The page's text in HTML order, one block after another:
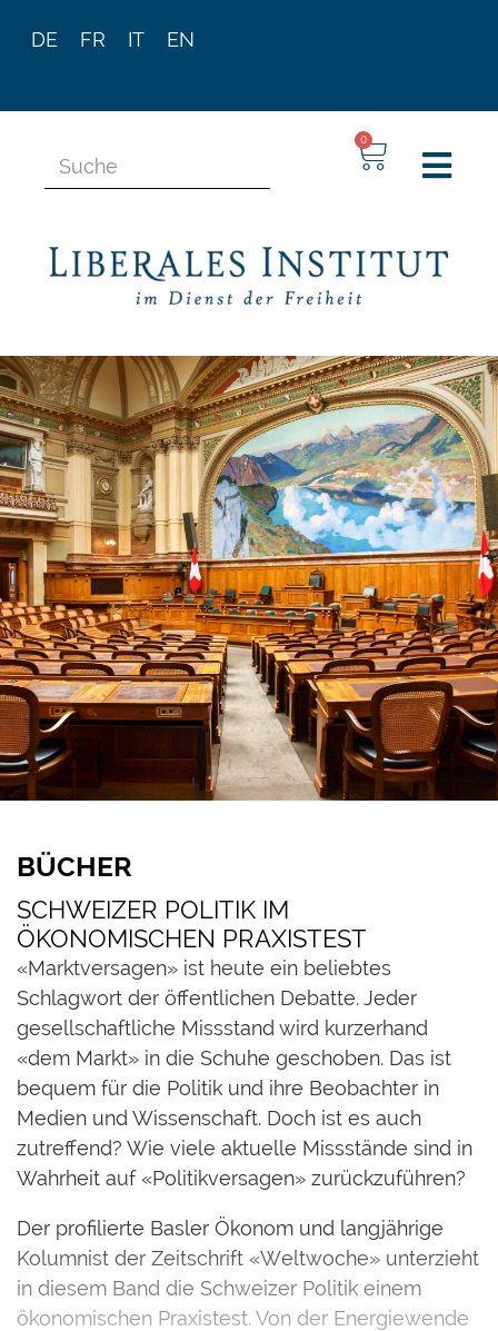
DE FR IT EN
0
BÜCHER
SCHWEIZER POLITIK IM
ÖKONOMISCHEN PRAXISTEST
«Marktversagen» ist heute ein beliebtes
Schlagwort der öffentlichen Debatte. Jeder
gesellschaftliche Missstand wird kurzerhand
«dem Markt» in die Schuhe geschoben. Das ist
bequem für die Politik und ihre Beobachter in
Medien und Wissenschaft. Doch ist es auch
zutreffend? Wie viele aktuelle Missstände sind in
Wahrheit auf «Politikversagen» zurückzuführen?
Der profilierte Basler Ökonom und langjährige
Kolumnist der Zeitschrift «Weltwoche» unterzieht
in diesem Band die Schweizer Politik einem
ökonomischen Praxistest. Von der Energiewende